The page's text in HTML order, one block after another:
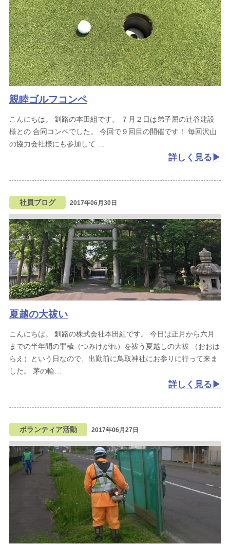
親睦ゴルフコンペ
こんにちは。 釧路の本田組です。
７月２日は弟子屈の辻谷建設
様との合同コンペでした。 今回で９回目の開催です！
毎回沢山
の協力会社様にも参加して
詳しく見る
社員ブログ 2017年06月30日
夏越の大祓い
こんにちは。 釧路の株式会社本田組です。
今日は正月から六月
までの半年間の罪穢（つみけがれ）を祓う夏越しの大祓（おおは
らえ）という日なので、出勤前に鳥取神社にお参りに行って来ま
した。
茅の輪
詳しく見る
ボランティア活動 2017年06月27日